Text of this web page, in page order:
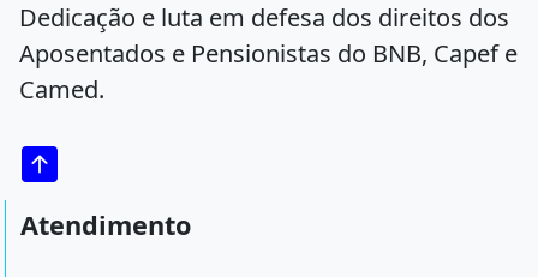
Dedicação e luta em defesa dos direitos dos
Aposentados e Pensionistas do BNB, Capef e
Camed.
Atendimento